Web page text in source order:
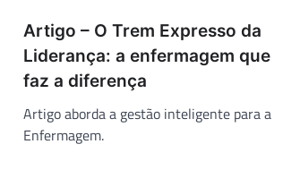
Artigo – O Trem Expresso da
Liderança: a enfermagem que
faz a diferença
Artigo aborda a gestão inteligente para a
Enfermagem.